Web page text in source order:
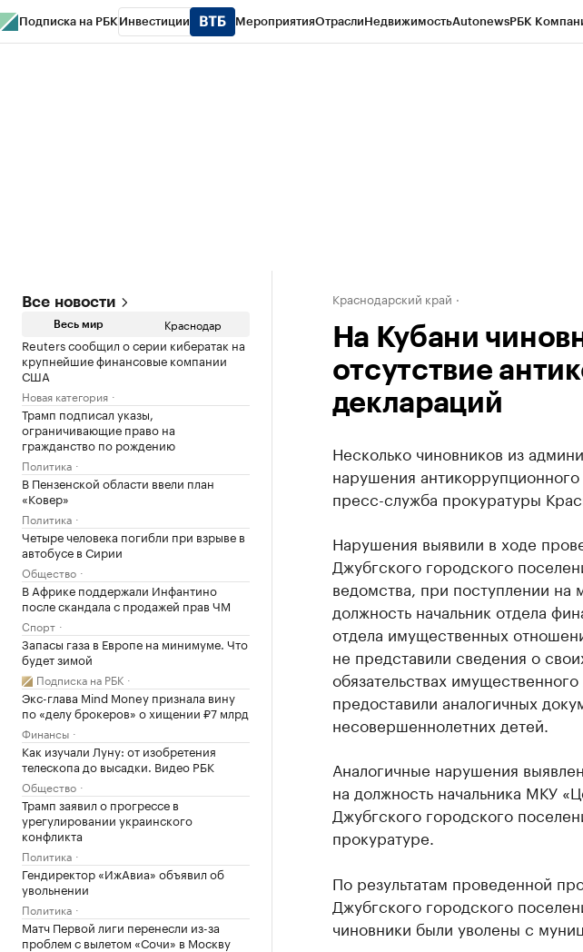
Подписка на РБК Инвестиции МероприятияОтраслиНедвижимостьAutonewsРБК
Все новости
Весь мир Краснодар
Reuters сообщил о серии кибератак на
крупнейшие финансовые компании
США
Новая категория
Трамп подписал указы,
ограничивающие право на
гражданство по рождению
Политика
В Пензенской области ввели план
«Ковер»
Политика
Четыре человека погибли при взрыве в
автобусе в Сирии
Общество
В Африке поддержали Инфантино
после скандала с продажей прав ЧМ
Спорт
Запасы газа в Европе на минимуме. Что
будет зимой
Подписка на РБК
Экс-глава Mind Money признала вину
по «делу брокеров» о хищении ₽7 млрд
Финансы
Как изучали Луну: от изобретения
телескопа до высадки. Видео РБК
Общество
Трамп заявил о прогрессе в
урегулировании украинского
конфликта
Политика
Гендиректор «ИжАвиа» объявил об
увольнении
Политика
Матч Первой лиги перенесли из-за
проблем с вылетом «Сочи» в Москву
Краснодарский край
На Кубани
отсутствие
деклараций
Несколько чиновников из
нарушения
пресс-служба прокуратуры
Нарушения выявили в ходе
Джубгского городского
ведомства, при поступлении на
должность начальник отдела
отдела имущественных
не представили сведения о
обязательствах
предоставили аналогичных
несовершеннолетних детей.
Аналогичные нарушения
на должность начальника МКУ
Джубгского городского
прокуратуре.
По результатам проведенной
Джубгского городского
чиновники были уволены с